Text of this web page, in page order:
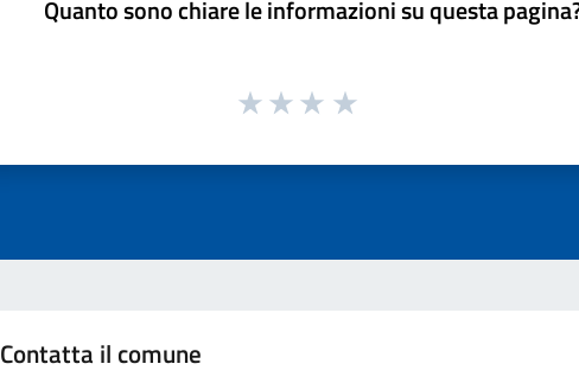
Quanto sono chiare le informazioni su questa
Contatta il comune